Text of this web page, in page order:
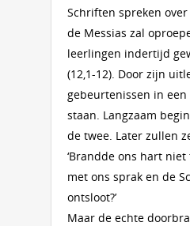
Schriften spreken
de Messias zal
leerlingen indertijd
(12,1-12). Door zijn
gebeurtenissen in
staan. Langzaam
de twee. Later zullen
‘Brandde ons hart
met ons sprak en de
ontsloot?’
Maar de echte